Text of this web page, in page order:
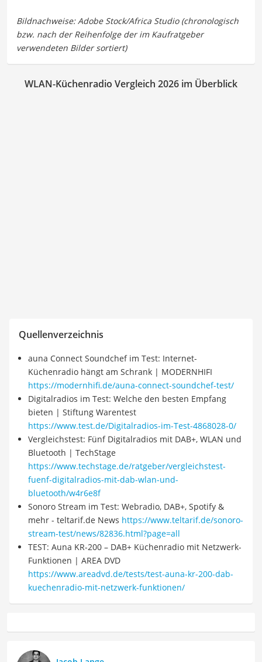
WLAN-Küchenradio Vergleich 2026 im Überblick
Quellenverzeichnis
auna Connect Soundchef im Test: Internet-
Küchenradio hängt am Schrank | MODERNHIFI
https://modernhifi.de/auna-connect-soundchef-test/
Digitalradios im Test: Welche den besten Empfang
bieten | Stiftung Warentest
https://www.test.de/Digitalradios-im-Test-4868028-0/
Vergleichstest: Fünf Digitalradios mit DAB+, WLAN und
Bluetooth | TechStage
https://www.techstage.de/ratgeber/vergleichstest-
fuenf-digitalradios-mit-dab-wlan-und-
bluetooth/w4r6e8f
Sonoro Stream im Test: Webradio, DAB+, Spotify &
mehr - teltarif.de News https://www.teltarif.de/sonoro-
stream-test/news/82836.html?page=all
TEST: Auna KR-200 – DAB+ Küchenradio mit Netzwerk-
Funktionen | AREA DVD
https://www.areadvd.de/tests/test-auna-kr-200-dab-
kuechenradio-mit-netzwerk-funktionen/